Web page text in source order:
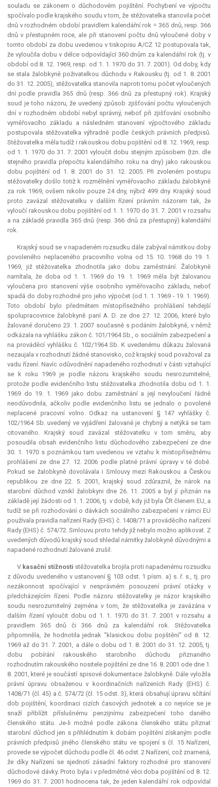
souladu se zákonem o důchodovém pojištění. Pochybení ve výpočtu
spočívalo podle krajského soudu v tom, že stěžovatelka stanovila počet
dnů v rozhodném období pravidlem kalendářní rok = 365 dnů, resp. 366
dnů v přestupném roce, ale při stanovení počtu dnů vyloučené doby v
tomto období za dobu uvedenou v tiskopisu A/CZ 12 postupovala tak,
že vyloučila dobu v délce odpovídající 360 dnům za kalendářní rok (tj. v
období od 8. 12. 1969, resp. od 1. 1. 1970 do 31. 7. 2001). Od doby, kdy
se stala žalobkyně poživatelkou důchodu v Rakousku (tj. od 1. 8. 2001
do 31. 12. 2005), stěžovatelka stanovila naproti tomu počet vyloučených
dní podle pravidla 365 dnů (resp. 366 dnů za přestupný rok). Krajský
soud je toho názoru, že uvedený způsob zjišťování počtu vyloučených
dní v rozhodném období nebyl správný, neboť při zjišťování osobního
vyměřovacího základu a následném stanovení výpočtového základu
postupovala stěžovatelka výhradně podle českých právních předpisů.
Stěžovatelka měla tudíž i rakouskou dobu pojištění od 8. 12. 1969, resp.
od 1. 1. 1970 do 31. 7. 2001 vyloučit dobu stejným způsobem (tzn. dle
stejného pravidla přepočtu kalendářního roku na dny) jako rakouskou
dobu pojištění od 1. 8. 2001 do 31. 12. 2005. Při zvoleném postupu
stěžovatelky došlo totiž k rozmělnění vyměřovacího základu žalobkyně
za rok 1969, ovšem nikoliv pouze 24 dny, nýbrž 499 dny. Krajský soud
proto zavázal stěžovatelku v dalším řízení právním názorem tak, že
vyloučí rakouskou dobu pojištění od 1. 1. 1970 do 31. 7. 2001 v rozsahu
a na základě pravidla 365 dnů (resp. 366 dnů za přestupný) kalendářní
rok.
Krajský soud se v napadeném rozsudku dále zabýval námitkou doby
povoleného neplaceného pracovního volna od 15. 10. 1968 do 19. 1.
1969, již stěžovatelka zhodnotila jako dobu zaměstnání. Žalobkyně
namítala, že doba od 1. 1. 1969 do 19. 1. 1969 měla být žalovanou
vyloučena pro stanovení výše osobního vyměřovacího základu, neboť
spadá do doby rozhodné pro jeho výpočet (od 1. 1. 1969 - 19. 1. 1969).
Toto období bylo předmětem místopřísežného prohlášení tehdejší
spolupracovnice žalobkyně paní A. D. ze dne 27. 12. 2006, které bylo
žalované doručeno 23. 1. 2007 současně s podáním žalobkyně, v němž
odkázala na vyhlášku zákon č. 101/1964 Sb., o sociálním zabezpečení a
na prováděcí vyhlášku č. 102/1964 Sb. K uvedenému důkazu žalovaná
nezaujala v rozhodnutí žádné stanovisko, což krajský soud považoval za
vadu řízení. Navíc odůvodnění napadeného rozhodnutí v části vztahující
se k roku 1969 je podle názoru krajského soudu nesrozumitelné,
protože podle evidenčního listu stěžovatelka zhodnotila dobu od 1. 1.
1969 do 19. 1. 1969 jako dobu zaměstnání a její nevyloučení řádně
neodůvodnila, ačkoliv podle evidenčního listu se jednalo o povolené
neplacené pracovní volno. Odkaz na ustanovení § 147 vyhlášky č.
102/1964 Sb. uvedený ve vyjádření žalované je chybný a netýká se tam
citovaného. Krajský soud zavázal stěžovatelku v tom směru, aby
posoudila obsah evidenčního listu důchodového zabezpečení ze dne
30. 1. 1970 s poznámkou tam uvedenou ve vztahu k místopřísežnému
prohlášení ze dne 27. 12. 2006 podle platné právní úpravy v té době.
Pokud se žalobkyně dovolávala i Smlouvy mezi Rakouskou a Českou
republikou ze dne 22. 5. 2001, krajský soud zdůraznil, že nárok na
starobní důchod vznikl žalobkyni dne 26. 11. 2005 a byl jí přiznán na
základě její žádosti od 1. 1. 2006, tj. v době, kdy již byla ČR členem EU, a
tudíž se při rozhodování o dávkách sociálního zabezpečení v rámci EU
používala pravidla nařízení Rady (EHS) č. 1408/71 a prováděcího nařízení
Rady (EHS) č. 574/72. Smlouvu proto tehdy již nebylo možno aplikovat. Z
uvedených důvodů krajský soud shledal námitky žalobkyně důvodnými a
napadené rozhodnutí žalované zrušil.
V kasační stížnosti stěžovatelka brojila proti napadenému rozsudku
z důvodu uvedeného v ustanovení § 103 odst. 1 písm. a) s. ř. s., tj. pro
nezákonnost spočívající v nesprávném posouzení právní otázky v
předcházejícím řízení. Podle názoru stěžovatelky je názor krajského
soudu nesrozumitelný zejména v tom, že stěžovatelka je zavázána v
dalším řízení vyloučit dobu od 1. 1. 1970 do 31. 7. 2001 v rozsahu a
pravidlem 365 dnů či 366 dnů za kalendářní rok. Stěžovatelka
připomněla, že hodnotila jednak "klasickou dobu pojištění“ od 8. 12.
1969 až do 31. 7. 2001, a dále o dobu od 1. 8. 2001 do 31. 12. 2005, tj.
dobu pobírání rakouského starobního důchodu přiznaného
rozhodnutím rakouského nositele pojištění ze dne 16. 8. 2001 ode dne 1.
8. 2001, které je součástí spisové dokumentace žalobkyně. Dále vyložila
právní úpravu obsaženou v koordinačních nařízeních Rady (EHS) č.
1408/71 (čl. 45) a č. 574/72 (čl. 15 odst. 3), která obsahují úpravu sčítání
dob pojištění, koordinaci cizích časových jednotek a co nejvíce se je
snaží přiblížit příslušnému penzijnímu zabezpečení toho daného
členského státu. Je-li možné podle zákona členského státu přiznat
starobní důchod jen s přihlédnutím k dobám pojištění získaným podle
právních předpisů jiného členského státu ve spojení s čl. 15 Nařízení,
provede se výpočet důchodu podle čl. 46 odst. 2 Nařízení, což znamená,
že díky Nařízení se sjednotí zásadní faktory rozhodné pro stanovení
důchodové dávky. Proto byla i v předmětné věci doba pojištění od 8. 12.
1969 do 31. 7. 2001 hodnocena tak, že jeden kalendářní rok odpovídal